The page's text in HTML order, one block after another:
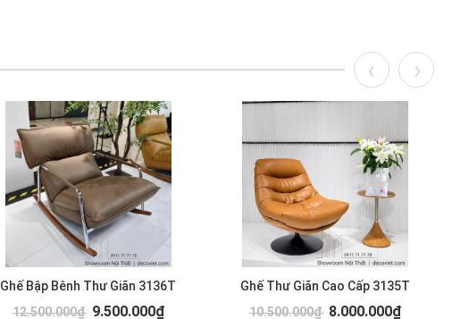
Ghế Bập Bênh Thư Giãn 3136T
12.500.000₫ 9.500.000₫
Ghế Thư Giãn Cao Cấp 3135T
10.500.000₫ 8.000.000₫